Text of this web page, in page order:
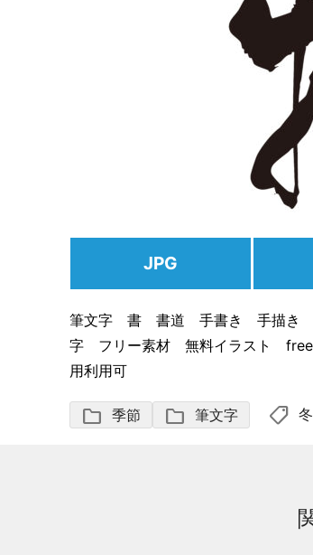
JPG
筆文字 書 書道 手書き 手描き
字 フリー素材 無料イラスト
用利用可
folder 季節 folder 筆文字 shoppingmode 冬